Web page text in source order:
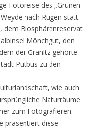
Fotoreise des „Grünen
nach Rügen statt.
dem Biosphärenreservat
Mönchgut, den
der Granitz gehörte
Putbus zu den
wie auch
Naturräume
zum Fotografieren.
präsentiert diese